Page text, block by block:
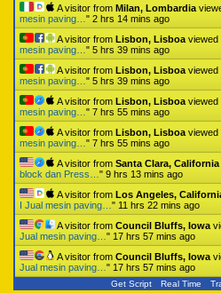
A visitor from Milan, Lombardia
mesin paving… " 2 hrs 14 mins ago
A visitor from Lisbon, Lisboa viewed
mesin paving… " 5 hrs 39 mins ago
A visitor from Lisbon, Lisboa viewed
mesin paving… " 5 hrs 39 mins ago
A visitor from Lisbon, Lisboa viewed
mesin paving… " 7 hrs 55 mins ago
A visitor from Lisbon, Lisboa viewed
mesin paving… " 7 hrs 55 mins ago
A visitor from Santa Clara, California
block dan Press… " 9 hrs 13 mins ago
A visitor from Los Angeles,
I Jual mesin paving… " 11 hrs 22 mins ago
A visitor from Council Bluffs, Iowa
Jual mesin paving… " 17 hrs 57 mins ago
A visitor from Council Bluffs, Iowa
Jual mesin paving… " 17 hrs 57 mins ago
Get Script Real Time